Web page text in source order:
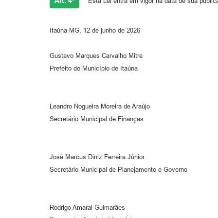
Itaúna-MG, 12 de junho de 2026
Gustavo Marques Carvalho Mitre
Prefeito do Município de Itaúna
Leandro Nogueira Moreira de Araújo
Secretário Municipal de Finanças
José Marcus Diniz Ferreira Júnior
Secretário Municipal de Planejamento e Governo
Rodrigo Amaral Guimarães